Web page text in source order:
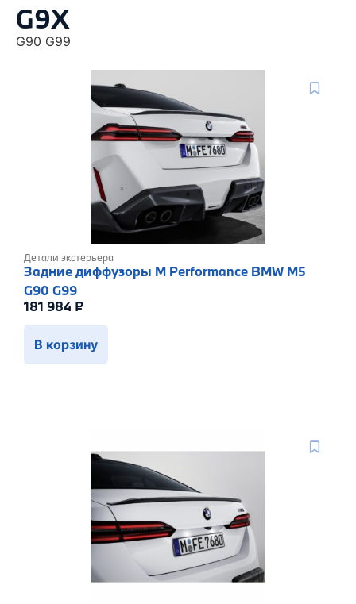
G9X
G90 G99
Детали экстерьера
Задние диффузоры M Performance BMW M5
G90 G99
181 984 ₽
В корзину